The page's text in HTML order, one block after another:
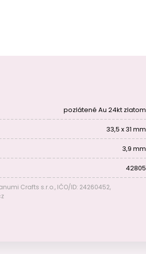
pozlátené Au 24kt zlatom
33,5 x 31 mm
3,9 mm
42805
Crafts s.r.o., IČO/ID: 24260452,